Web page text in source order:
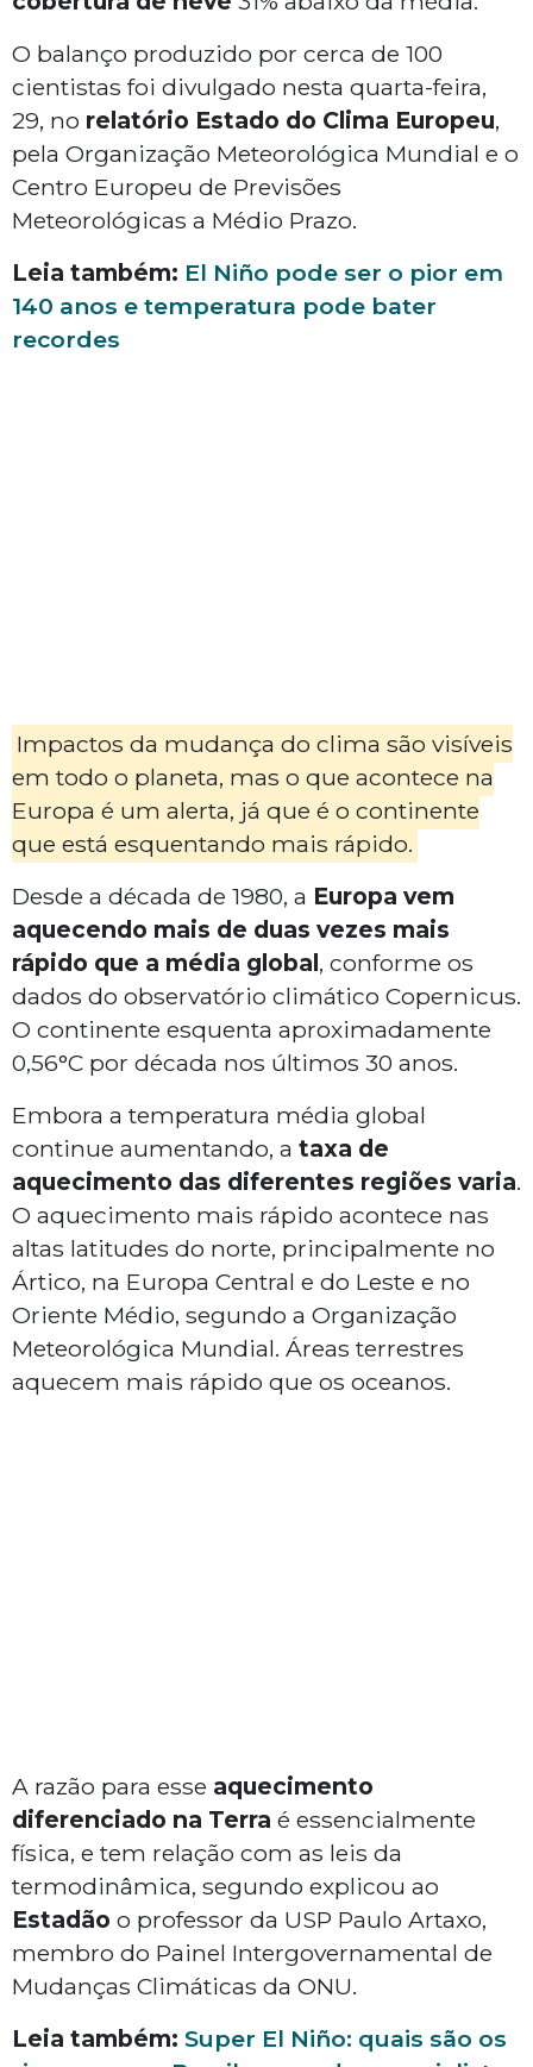
O balanço produzido por cerca de 100
cientistas foi divulgado nesta quarta-feira,
29, no relatório Estado do Clima Europeu,
pela Organização Meteorológica Mundial e o
Centro Europeu de Previsões
Meteorológicas a Médio Prazo.
Leia também: El Niño pode ser o pior em
140 anos e temperatura pode bater
recordes
Impactos da mudança do clima são visíveis
em todo o planeta, mas o que acontece na
Europa é um alerta, já que é o continente
que está esquentando mais rápido.
Desde a década de 1980, a Europa vem
aquecendo mais de duas vezes mais
rápido que a média global, conforme os
dados do observatório climático Copernicus.
O continente esquenta aproximadamente
0,56°C por década nos últimos 30 anos.
Embora a temperatura média global
continue aumentando, a taxa de
aquecimento das diferentes regiões varia.
O aquecimento mais rápido acontece nas
altas latitudes do norte, principalmente no
Ártico, na Europa Central e do Leste e no
Oriente Médio, segundo a Organização
Meteorológica Mundial. Áreas terrestres
aquecem mais rápido que os oceanos.
A razão para esse aquecimento
diferenciado na Terra é essencialmente
física, e tem relação com as leis da
termodinâmica, segundo explicou ao
Estadão o professor da USP Paulo Artaxo,
membro do Painel Intergovernamental de
Mudanças Climáticas da ONU.
Leia também: Super El Niño: quais são os